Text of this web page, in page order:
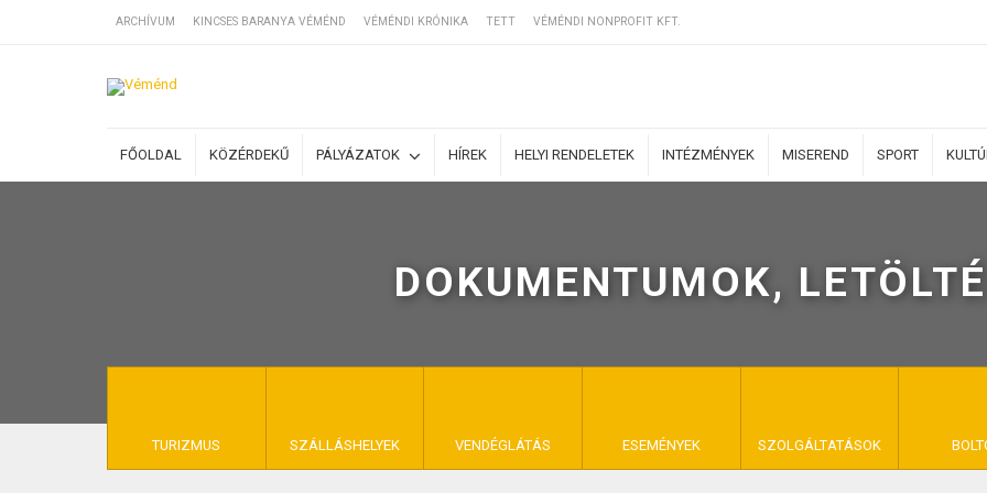
ARCHÍVUM KINCSES BARANYA VÉMÉND VÉMÉNDI KRÓNIKA TETT VÉMÉNDI NONPROFIT KFT.
FŐOLDAL KÖZÉRDEKŰ PÁLYÁZATOK HÍREK HELYI RENDELETEK INTÉZMÉNYEK MISEREND SPORT
DOKUMENTUMOK,
TURIZMUS SZÁLLÁSHELYEK VENDÉGLÁTÁS ESEMÉNYEK SZOLGÁLTATÁSOK
SZÁLLÁSOK
BEJEGYZÉSEK
ÁLTALÁNOS SZERZŐDÉSI
KINCSES BARANYA VÉMÉND